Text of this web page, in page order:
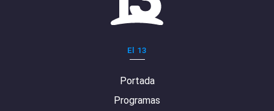
El 13
Portada
Programas